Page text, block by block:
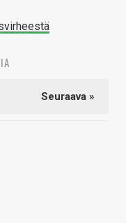
Seuraava »